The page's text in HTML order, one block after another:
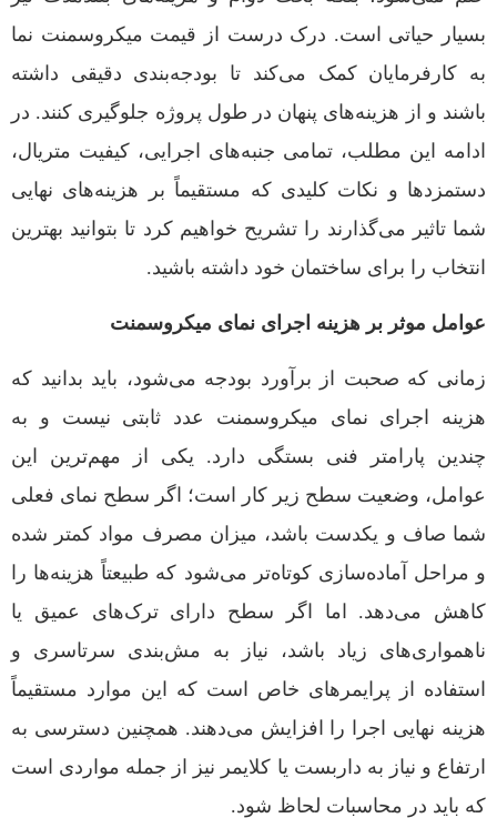
بسیار حیاتی است. درک درست از قیمت میکروسمنت نما
به کارفرمایان کمک می‌کند تا بودجه‌بندی دقیقی داشته
باشند و از هزینه‌های پنهان در طول پروژه جلوگیری کنند. در
ادامه این مطلب، تمامی جنبه‌های اجرایی، کیفیت متریال،
دستمزدها و نکات کلیدی که مستقیماً بر هزینه‌های نهایی
شما تاثیر می‌گذارند را تشریح خواهیم کرد تا بتوانید بهترین
انتخاب را برای ساختمان خود داشته باشید.
عوامل موثر بر هزینه اجرای نمای میکروسمنت
زمانی که صحبت از برآورد بودجه می‌شود، باید بدانید که
هزینه اجرای نمای میکروسمنت عدد ثابتی نیست و به
چندین پارامتر فنی بستگی دارد. یکی از مهم‌ترین این
عوامل، وضعیت سطح زیر کار است؛ اگر سطح نمای فعلی
شما صاف و یکدست باشد، میزان مصرف مواد کمتر شده
و مراحل آماده‌سازی کوتاه‌تر می‌شود که طبیعتاً هزینه‌ها را
کاهش می‌دهد. اما اگر سطح دارای ترک‌های عمیق یا
ناهمواری‌های زیاد باشد، نیاز به مش‌بندی سرتاسری و
استفاده از پرایمرهای خاص است که این موارد مستقیماً
هزینه نهایی اجرا را افزایش می‌دهند. همچنین دسترسی به
ارتفاع و نیاز به داربست یا کلایمر نیز از جمله مواردی است
که باید در محاسبات لحاظ شود.